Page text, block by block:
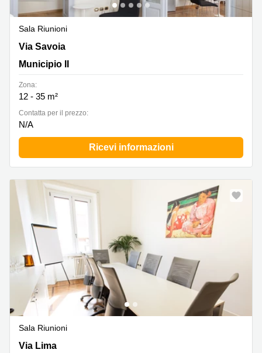
Sala Riunioni
Via Savoia 78, Roma, Municipio II
Via Savoia
Municipio II
Zona:
12 - 35 m²
Сontatta per il prezzo:
N/A
Ricevi informazioni
Sala Riunioni
Via Lima 7, Municipio II
Via Lima